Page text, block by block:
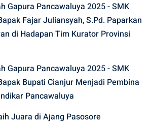
Gapura Pancawaluya 2025 - SMK
Fajar Juliansyah, S.Pd. Paparkan
di Hadapan Tim Kurator Provinsi
Gapura Pancawaluya 2025 - SMK
Bupati Cianjur Menjadi Pembina
Pancawaluya
Juara di Ajang Pasosore